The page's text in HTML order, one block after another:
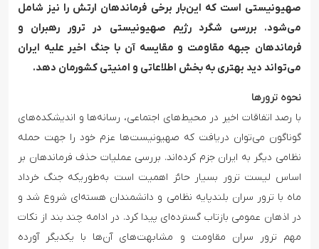
صهیونیستی است که این‌بار برخی فرماندهان ارتش را نیز شامل
می‌شود. بررسی شگرد رژیم صهیونیستی در ترور رهبران و
فرماندهان جبهه مقاومت و مقایسه آن با جنگ اخیر علیه ایران
می‌تواند دید بهتری به بخش اطلاعاتی و امنیتی کشورمان دهد.
نحوه ترورها
با رصد اتفاقات اخیر در محیط‌های اجتماعی، رسانه‌ها و اندیشکده‌های
گوناگون می‌توان دریافت که صهیونیست‌ها عزم خود را جهت حمله
نظامی دیگر به ایران جزم کرده‌اند. بررسی عملیات حذف فرماندهان بر
اساس لیست ترور بسیار حائز اهمیت است به‌طوریکه جنگ خرداد
ماه با ترور سران بلندپایه نظامی و دانشمندان هسته‌ای شروع شد و
در اذهان عمومی بازتاب گسترده‌ای پیدا کرد. در ادامه چند بند از نکات
مهم ترور سران مقاومت و مشابهت‌های آن‌ها با یکدیگر آورده